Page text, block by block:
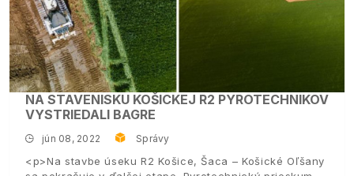
NA STAVENISKU KOŠICKEJ R2 PYROTECHNIKOV
VYSTRIEDALI BAGRE
jún 08, 2022 Správy
<p>Na stavbe úseku R2 Košice, Šaca – Košické Oľšany